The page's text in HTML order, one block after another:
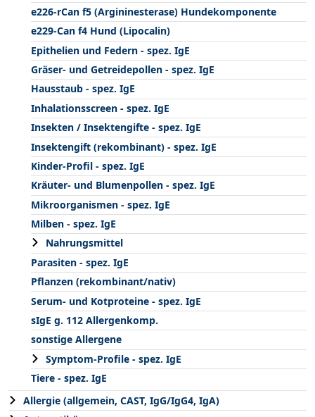
e226-rCan f5 (Argininesterase) Hundekomponente
e229-Can f4 Hund (Lipocalin)
Epithelien und Federn - spez. IgE
Gräser- und Getreidepollen - spez. IgE
Hausstaub - spez. IgE
Inhalationsscreen - spez. IgE
Insekten / Insektengifte - spez. IgE
Insektengift (rekombinant) - spez. IgE
Kinder-Profil - spez. IgE
Kräuter- und Blumenpollen - spez. IgE
Mikroorganismen - spez. IgE
Milben - spez. IgE
Nahrungsmittel
Parasiten - spez. IgE
Pflanzen (rekombinant/nativ)
Serum- und Kotproteine - spez. IgE
sIgE g. 112 Allergenkomp.
sonstige Allergene
Symptom-Profile - spez. IgE
Tiere - spez. IgE
Allergie (allgemein, CAST, IgG/IgG4, IgA)